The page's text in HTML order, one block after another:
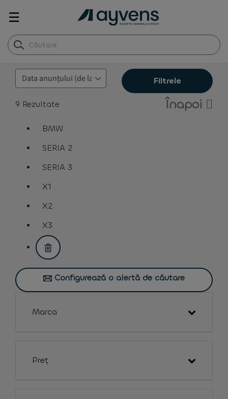
☰
Filtrele
9 Rezultate Înapoi
BMW
SERIA 2
SERIA 3
X1
X2
X3
assistive.text.remove.filter.button
Configurează o alertă de căutare
Marca
Preț